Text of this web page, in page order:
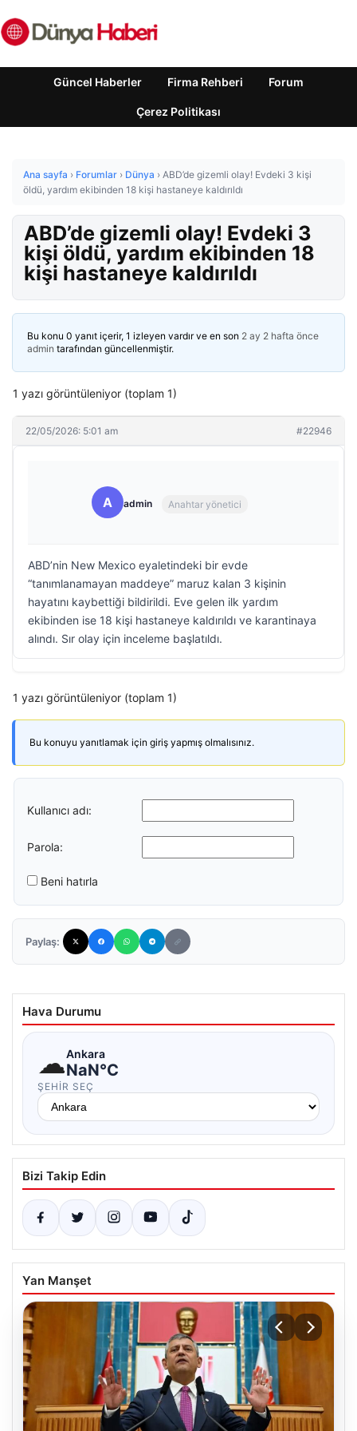
Güncel Haberler Firma Rehberi Forum
Çerez Politikası
Ana sayfa › Forumlar › Dünya › ABD’de gizemli olay! Evdeki 3 kişi
öldü, yardım ekibinden 18 kişi hastaneye kaldırıldı
ABD’de gizemli olay! Evdeki 3
kişi öldü, yardım ekibinden 18
kişi hastaneye kaldırıldı
Bu konu 0 yanıt içerir, 1 izleyen vardır ve en son 2 ay 2 hafta önce
admin tarafından güncellenmiştir.
1 yazı görüntüleniyor (toplam 1)
22/05/2026: 5:01 am #22946
A admin Anahtar yönetici
ABD’nin New Mexico eyaletindeki bir evde
“tanımlanamayan maddeye” maruz kalan 3 kişinin
hayatını kaybettiği bildirildi. Eve gelen ilk yardım
ekibinden ise 18 kişi hastaneye kaldırıldı ve karantinaya
alındı. Sır olay için inceleme başlatıldı.
1 yazı görüntüleniyor (toplam 1)
Bu konuyu yanıtlamak için giriş yapmış olmalısınız.
Kullanıcı adı:
Parola:
Beni hatırla
Paylaş:
Hava Durumu
☁Ankara
NaN°C
ŞEHIR SEÇ
Bizi Takip Edin
Yan Manşet